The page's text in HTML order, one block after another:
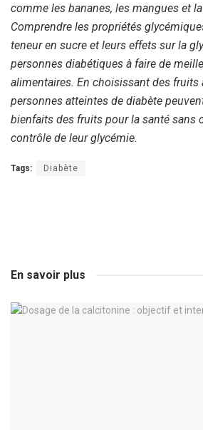
comme les bananes, les mangues et
Comprendre les propriétés
teneur en sucre et leurs effets sur la
personnes diabétiques à faire de
alimentaires. En choisissant des fruits
personnes atteintes de diabète
bienfaits des fruits pour la santé sans
contrôle de leur glycémie.
Tags: Diabète
En savoir plus